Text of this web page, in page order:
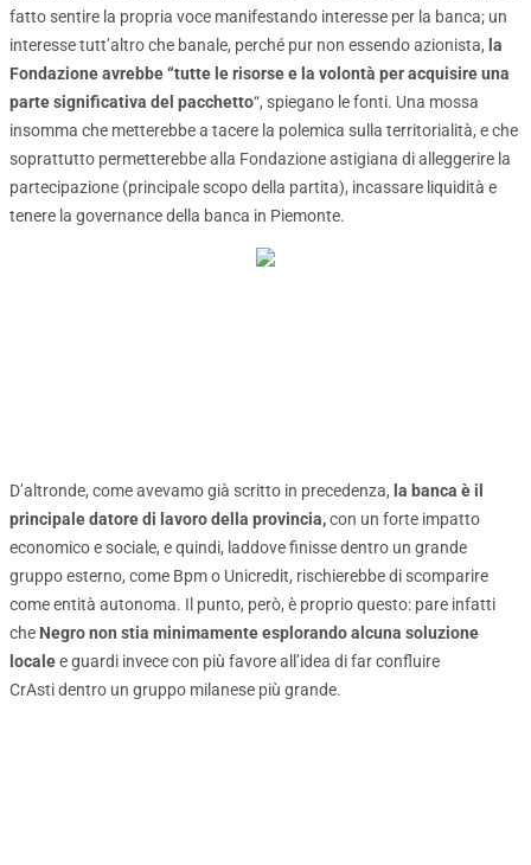
fatto sentire la propria voce manifestando interesse per la banca; un
interesse tutt’altro che banale, perché pur non essendo azionista, la
Fondazione avrebbe “tutte le risorse e la volontà per acquisire una
parte significativa del pacchetto“, spiegano le fonti. Una mossa
insomma che metterebbe a tacere la polemica sulla territorialità, e che
soprattutto permetterebbe alla Fondazione astigiana di alleggerire la
partecipazione (principale scopo della partita), incassare liquidità e
tenere la governance della banca in Piemonte.
D’altronde, come avevamo già scritto in precedenza, la banca è il
principale datore di lavoro della provincia,con un forte impatto
economico e sociale, e quindi, laddove finisse dentro un grande
gruppo esterno, come Bpm o Unicredit, rischierebbe di scomparire
come entità autonoma. Il punto, però, è proprio questo: pare infatti
che Negro non stia minimamente esplorando alcuna soluzione
localee guardi invece con più favore all’idea di far confluire
CrAsti dentro un gruppo milanese più grande.